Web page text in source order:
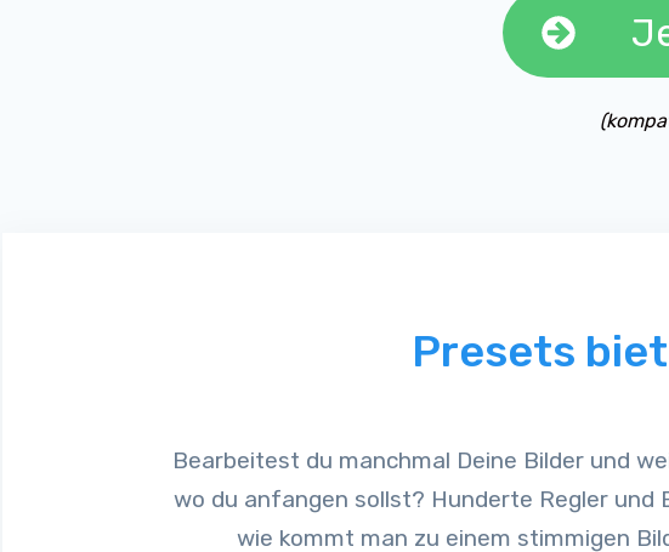
Presets
Bearbeitest du manchmal Deine Bilder und
wo du anfangen sollst? Hunderte Regler und
wie kommt man zu einem stimmigen